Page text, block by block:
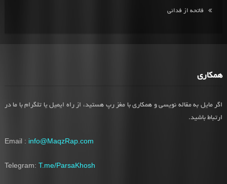
فاتحه از فدائی
همکاری
اگر مایل به مقاله نویسی و همکاری با مغز رپ هستید، از راه ایمیل یا تلگرام با ما در
ارتباط باشید.
Email : info@MaqzRap.com
Telegram: T.me/ParsaKhosh